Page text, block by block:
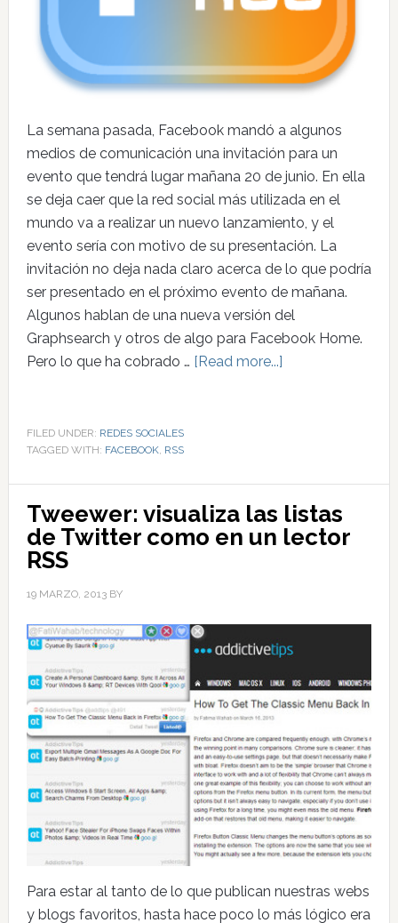
La semana pasada, Facebook mandó a algunos
medios de comunicación una invitación para un
evento que tendrá lugar mañana 20 de junio. En ella
se deja caer que la red social más utilizada en el
mundo va a realizar un nuevo lanzamiento, y el
evento sería con motivo de su presentación. La
invitación no deja nada claro acerca de lo que podría
ser presentado en el próximo evento de mañana.
Algunos hablan de una nueva versión del
Graphsearch y otros de algo para Facebook Home.
Pero lo que ha cobrado … [Read more...]
FILED UNDER: REDES SOCIALES
TAGGED WITH: FACEBOOK, RSS
Tweewer: visualiza las listas
de Twitter como en un lector
RSS
19 MARZO, 2013BY
Para estar al tanto de lo que publican nuestras webs
y blogs favoritos, hasta hace poco lo más lógico era